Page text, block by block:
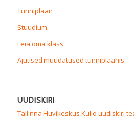
Tunniplaan
Stuudium
Leia oma klass
Ajutised muudatused tunniplaanis
UUDISKIRI
Tallinna Huvikeskus Kullo uudiskiri